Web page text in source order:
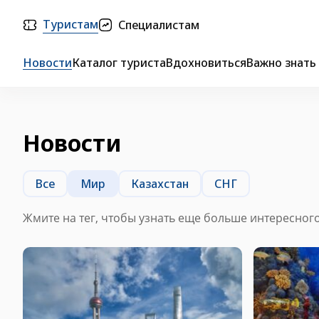
Туристам Специалистам
НовостиКаталог туристаВдохновитьсяВажно знать
Новости
Все Мир Казахстан СНГ
Жмите на тег, чтобы узнать еще больше